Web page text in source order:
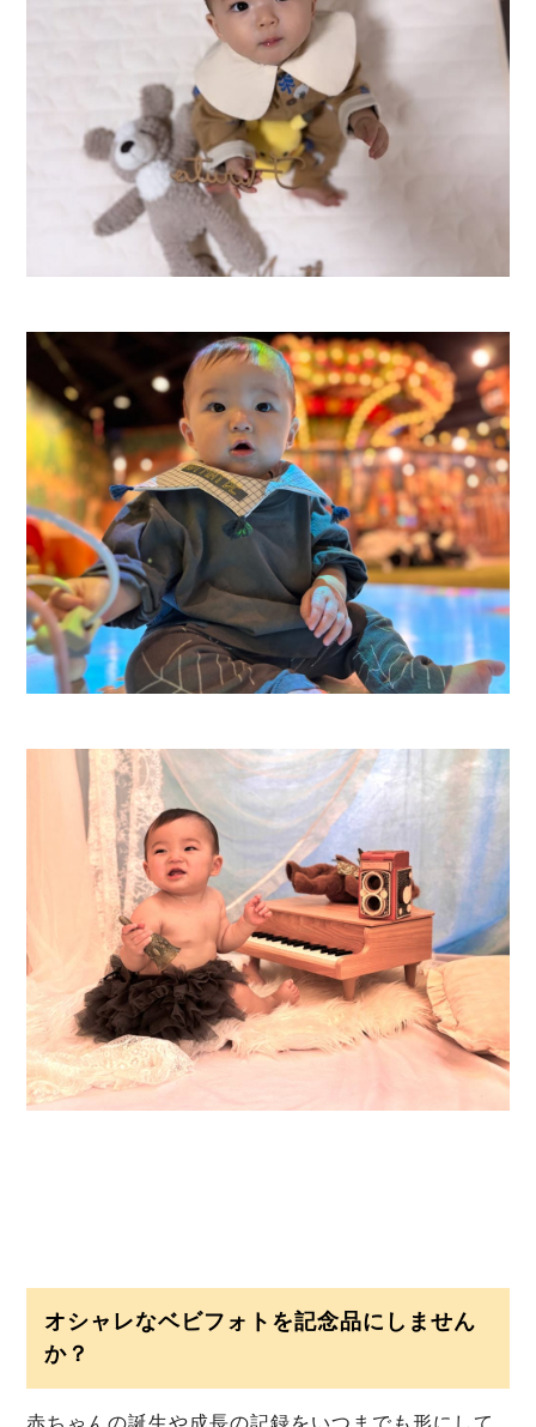
オシャレなベビフォトを記念品にしません
か？